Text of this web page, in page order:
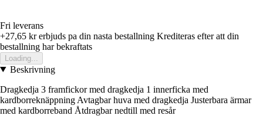
Fri leverans
+27,65 krerbjuds pa din nasta bestallning Krediteras efter att din
bestallning har bekraftats
Loading...
Beskrivning
Dragkedja 3 framfickor med dragkedja 1 innerficka med
kardborreknäppning Avtagbar huva med dragkedja Justerbara ärmar
med kardborreband Åtdragbar nedtill med resår